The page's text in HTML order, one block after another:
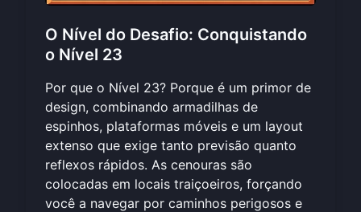
O Nível do Desafio: Conquistando
o Nível 23
Por que o Nível 23? Porque é um primor de
design, combinando armadilhas de
espinhos, plataformas móveis e um layout
extenso que exige tanto previsão quanto
reflexos rápidos. As cenouras são
colocadas em locais traiçoeiros, forçando
você a navegar por caminhos perigosos e